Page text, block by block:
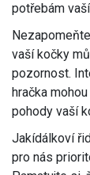
potřebám
vaší kočky
pozornost.
hračka
pohody vaší
Jakídálkoví
pro nás